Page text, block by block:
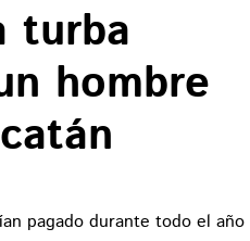
turba
hombre
pagado durante todo el año